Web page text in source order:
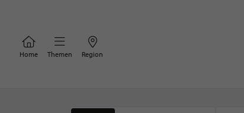
Home Themen Region